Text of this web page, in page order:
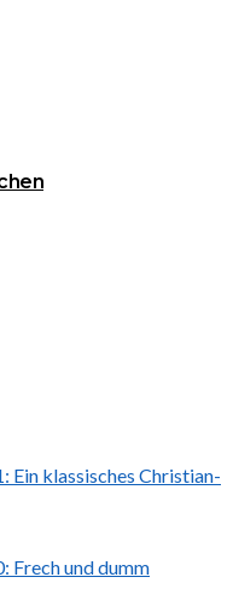
Ein klassisches Christian-
Frech und dumm